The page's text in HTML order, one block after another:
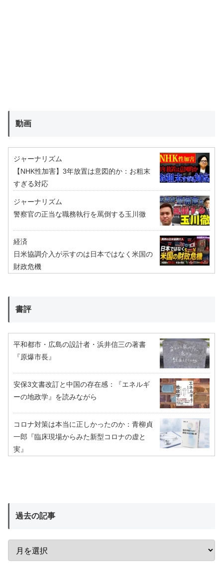
動画
ジャーナリズム
【NHK性加害】3年放置は意図的か：お粗末
すぎる対応
ジャーナリズム
警察官の正当な職務執行を罵倒する玉川徹
経済
日米協調介入が示すのは日本ではなく米国の
財政危機
書評
平和都市・広島の設計者・浜井信三の著書
『原爆市長』
安保3文書改訂と中国の存在感：『エネルギ
ーの地政学』を読みながら
コロナ対策は本当に正しかったのか：青柳貞
一郎『臨床現場からみた新型コロナの虚と
実』
過去の記事